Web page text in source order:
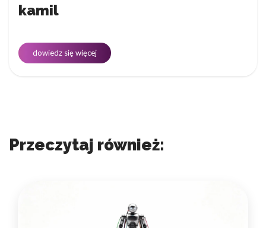
kamil
dowiedz się więcej
Przeczytaj również: